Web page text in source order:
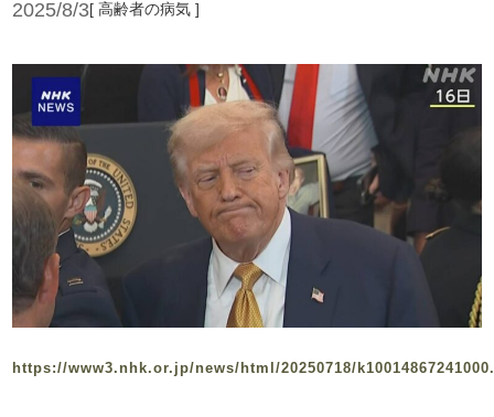
2025/8/3[ 高齢者の病気 ]
https://www3.nhk.or.jp/news/html/20250718/